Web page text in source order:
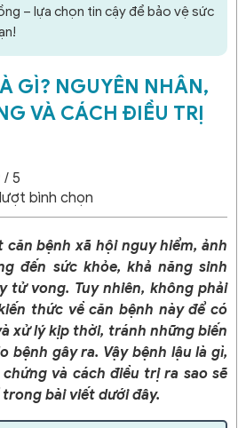
– lựa chọn tin cậy để bảo vệ sức
GÌ? NGUYÊN NHÂN,
VÀ CÁCH ĐIỀU TRỊ
/ 5
lượt bình chọn
căn bệnh xã hội nguy hiểm, ảnh
đến sức khỏe, khả năng sinh
tử vong. Tuy nhiên, không phải
thức về căn bệnh này để có
xử lý kịp thời, tránh những biến
bệnh gây ra. Vậy bệnh lậu là gì,
và cách điều trị ra sao sẽ
bài viết dưới đây.